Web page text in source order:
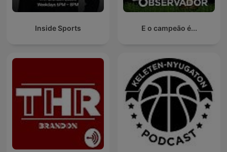
Inside Sports E o campeão é...